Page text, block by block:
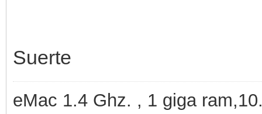
Suerte
eMac 1.4 Ghz. , 1 giga